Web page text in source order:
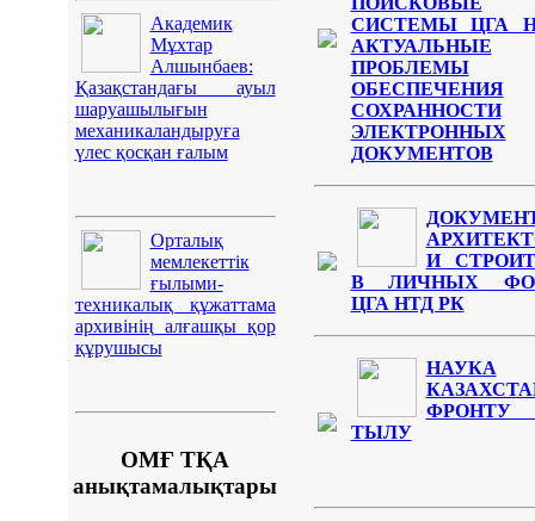
Академик
Мұхтар
Алшынбаев:
Қазақстандағы ауыл
шаруашылығын
механикаландыруға
үлес қосқан ғалым
Орталық
мемлекеттік
ғылыми-
техникалық құжаттама
архивінің алғашқы қор
құрушысы
ОМҒ ТҚА
анықтамалықтары
СИСТЕМЫ ЦГА
АКТУАЛЬНЫЕ
ПРОБЛЕМЫ
ОБЕСПЕЧЕНИЯ
СОХРАННОСТИ
ЭЛЕКТРОННЫХ
ДОКУМЕНТОВ
И
В ЛИЧНЫХ
ЦГА НТД РК
НАУКА
ТЫЛУ